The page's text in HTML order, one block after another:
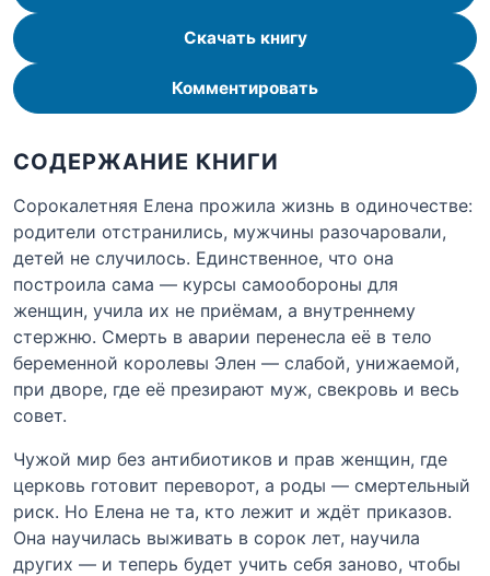
Скачать книгу
Комментировать
СОДЕРЖАНИЕ КНИГИ
Сорокалетняя Елена прожила жизнь в одиночестве:
родители отстранились, мужчины разочаровали,
детей не случилось. Единственное, что она
построила сама — курсы самообороны для
женщин, учила их не приёмам, а внутреннему
стержню. Смерть в аварии перенесла её в тело
беременной королевы Элен — слабой, унижаемой,
при дворе, где её презирают муж, свекровь и весь
совет.
Чужой мир без антибиотиков и прав женщин, где
церковь готовит переворот, а роды — смертельный
риск. Но Елена не та, кто лежит и ждёт приказов.
Она научилась выживать в сорок лет, научила
других — и теперь будет учить себя заново, чтобы